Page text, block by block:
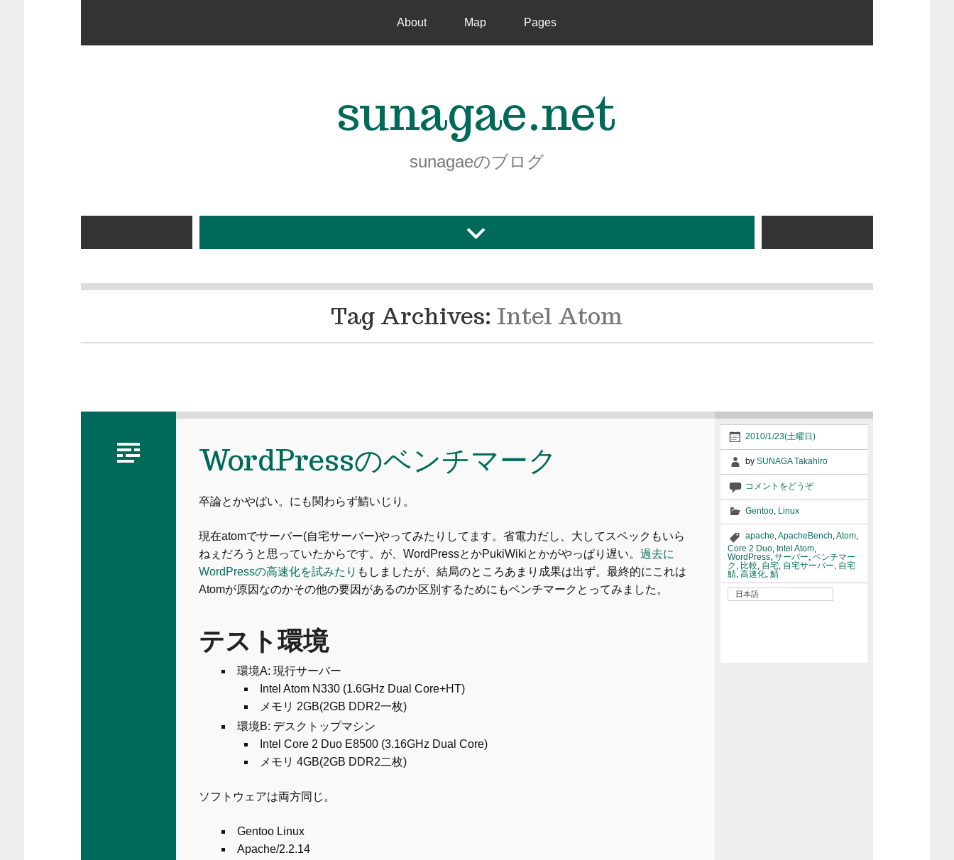
About Map Pages
sunagae.net
sunagaeのブログ
Tag Archives: Intel Atom
WordPressのベンチマーク
卒論とかやばい。にも関わらず鯖いじり。
現在atomでサーバー(自宅サーバー)やってみたりしてます。省電力だし、大してスペックもいら
ねぇだろうと思っていたからです。が、WordPressとかPukiWikiとかがやっぱり遅い。 過去に
WordPressの高速化を試みたり もしましたが、結局のところあまり成果は出ず。最終的にこれは
Atomが原因なのかその他の要因があるのか区別するためにもベンチマークとってみました。
テスト環境
環境A: 現行サーバー
Intel Atom N330 (1.6GHz Dual Core+HT)
メモリ 2GB(2GB DDR2一枚)
環境B: デスクトップマシン
Intel Core 2 Duo E8500 (3.16GHz Dual Core)
メモリ 4GB(2GB DDR2二枚)
ソフトウェアは両方同じ。
Gentoo Linux
Apache/2.2.14
2010/1/23(土曜日)
bySUNAGA Takahiro
コメントをどうぞ
Gentoo, Linux
apache,ApacheBench,Atom,
Core 2 Duo, Intel Atom,
WordPress,サーバー,ベンチマー
ク , 比較, 自宅, 自宅サーバー, 自宅
鯖,高速化,鯖
日本語